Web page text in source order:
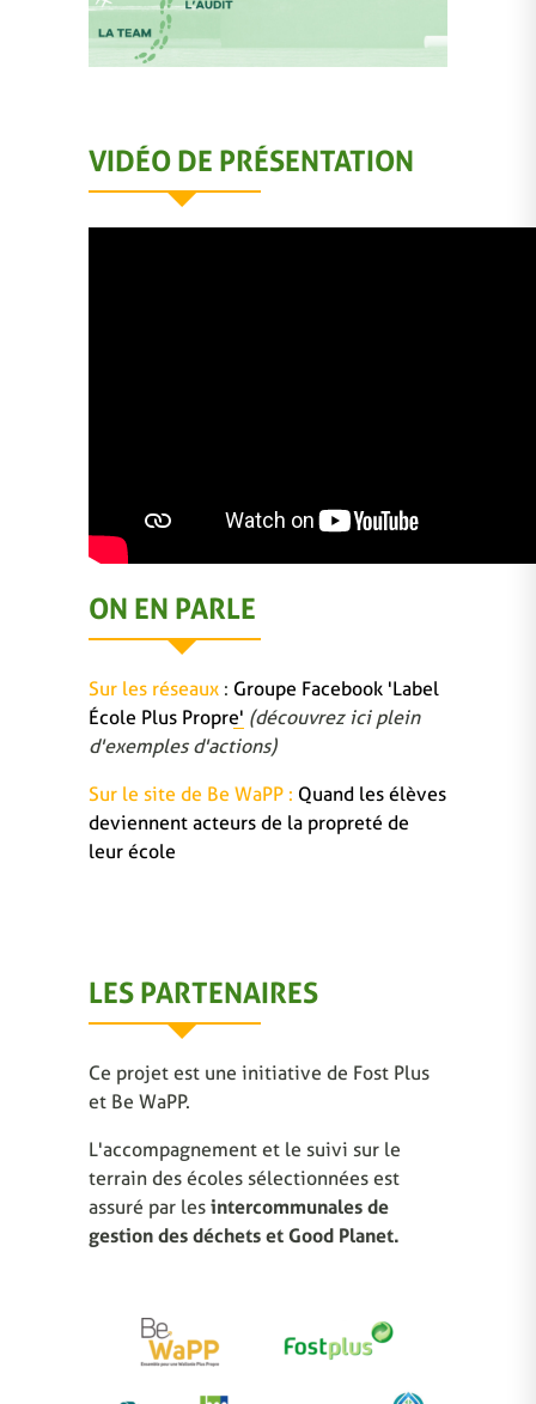
VIDÉO DE PRÉSENTATION
ON EN PARLE
Sur les réseaux : Groupe Facebook 'Label
École Plus Propre' (découvrez ici plein
d'exemples d'actions)
Sur le site de Be WaPP : Quand les élèves
deviennent acteurs de la propreté de
leur école
LES PARTENAIRES
Ce projet est une initiative de Fost Plus
et Be WaPP.
L'accompagnement et le suivi sur le
terrain des écoles sélectionnées est
assuré par les intercommunales de
gestion des déchets et Good Planet.